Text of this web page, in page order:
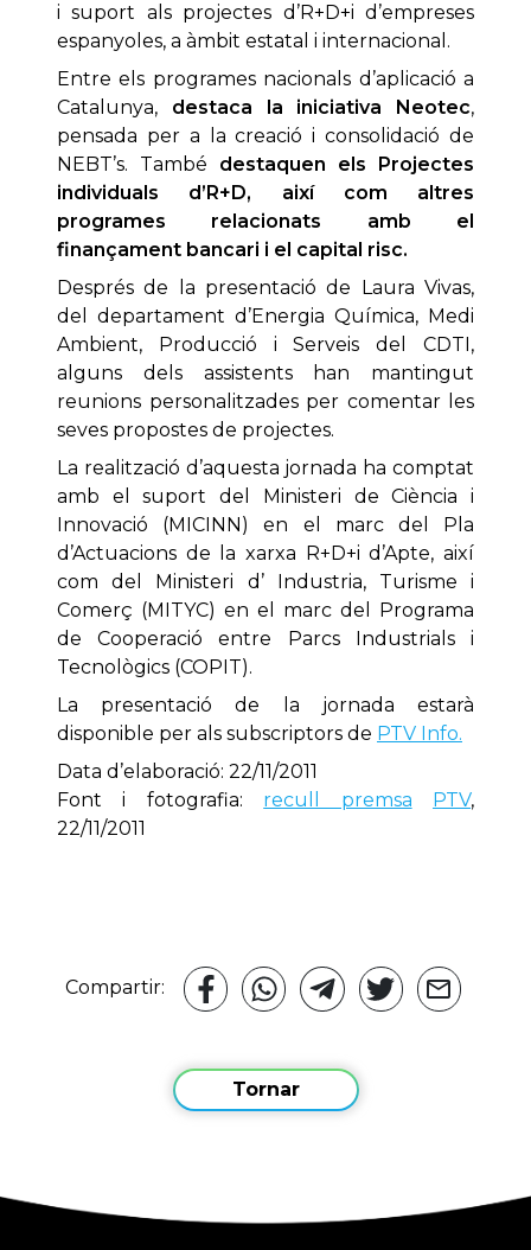
i suport als projectes d’R+D+i d’empreses
espanyoles, a àmbit estatal i internacional.
Entre els programes nacionals d’aplicació a
Catalunya, destaca la iniciativa Neotec,
pensada per a la creació i consolidació de
NEBT’s. També destaquen els Projectes
individuals d’R+D, així com altres
programes relacionats amb el
finançament bancari i el capital risc.
Després de la presentació de Laura Vivas,
del departament d’Energia Química, Medi
Ambient, Producció i Serveis del CDTI,
alguns dels assistents han mantingut
reunions personalitzades per comentar les
seves propostes de projectes.
La realització d’aquesta jornada ha comptat
amb el suport del Ministeri de Ciència i
Innovació (MICINN) en el marc del Pla
d’Actuacions de la xarxa R+D+i d’Apte, així
com del Ministeri d’ Industria, Turisme i
Comerç (MITYC) en el marc del Programa
de Cooperació entre Parcs Industrials i
Tecnològics (COPIT).
La presentació de la jornada estarà
disponible per als subscriptors de PTV Info.
Data d’elaboració: 22/11/2011
Font i fotografia: recull premsa PTV,
22/11/2011
Compartir:
Tornar